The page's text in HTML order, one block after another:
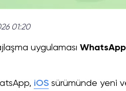
01:20
uygulaması WhatsApp
iOS sürümünde yeni